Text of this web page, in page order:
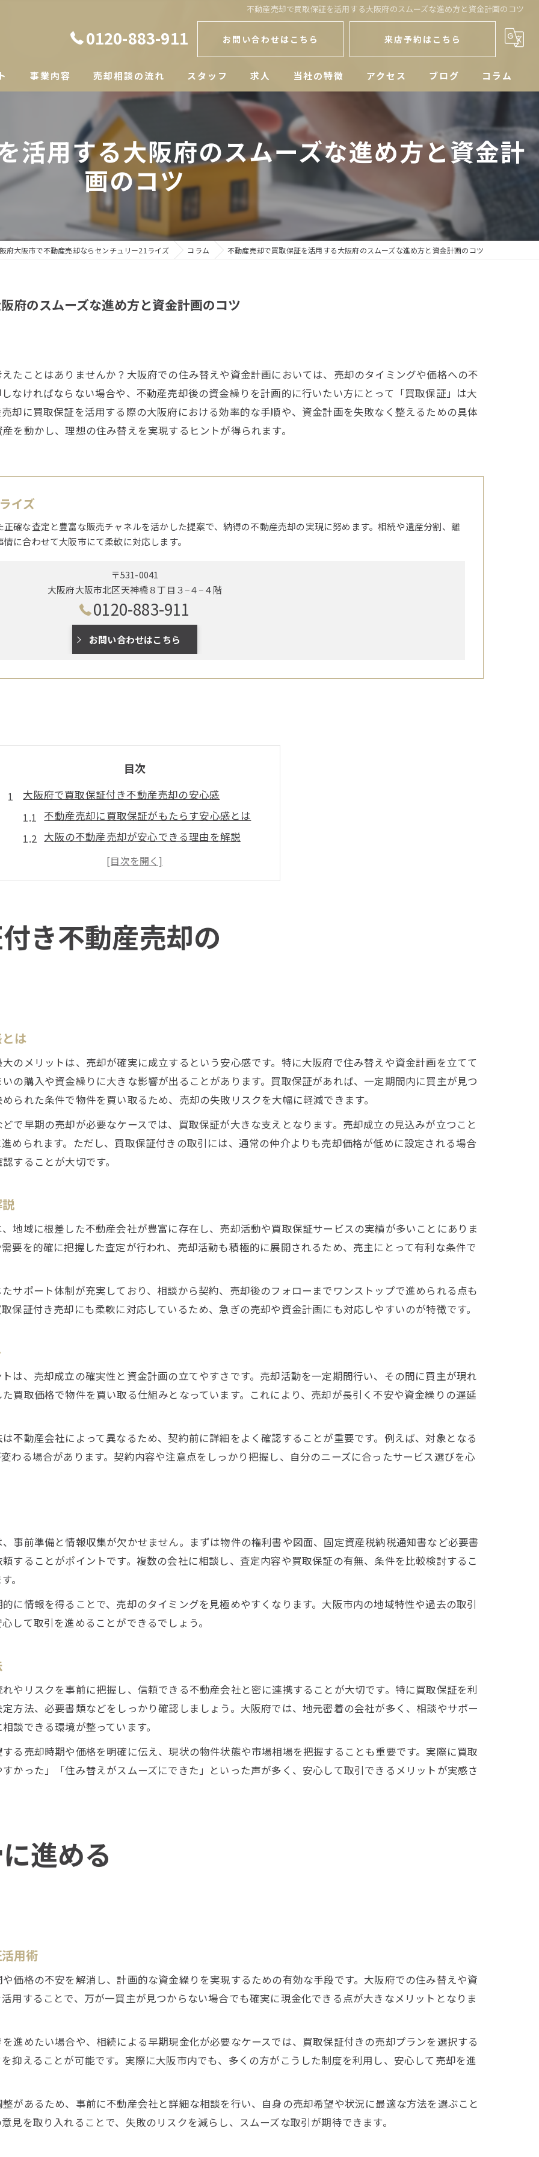
不動産売却で買取保証を活用する大阪府のスムーズな進め方と資金計画のコツ
0120-883-911 お問い合わせはこちら 来店予約はこちら
事業内容 売却相談の流れ スタッフ 求人 当社の特徴
戸建
空き家
相続
アクセス ブログ コラム
活用する大阪府のスムーズな進め方と資金計
画のコツ
府大阪市で不動産売却ならセンチュリー21ライズ コラム 不動産売却で買取保証を活用する大阪府のスムーズな進め方と資金計画のコツ
府のスムーズな進め方と資金計画のコツ
たことはありませんか？大阪府での住み替えや資金計画においては、売却のタイミングや価格への不
なければならない場合や、不動産売却後の資金繰りを計画的に行いたい方にとって「買取保証」は大
却に買取保証を活用する際の大阪府における効率的な手順や、資金計画を失敗なく整えるための具体
を動かし、理想の住み替えを実現するヒントが得られます。
イズ
正確な査定と豊富な販売チャネルを活かした提案で、納得の不動産売却の実現に努めます。相続や遺産分割、離
に合わせて大阪市にて柔軟に対応します。
〒531-0041
大阪府大阪市北区天神橋８丁目３−４−４階
0120-883-911
お問い合わせはこちら
目次
大阪府で買取保証付き不動産売却の安心感
不動産売却に買取保証がもたらす安心感とは
大阪の不動産売却が安心できる理由を解説
買取保証付き不動産売却の注目ポイント
大阪市の不動産売却で安心を得る工夫
不動産売却を円滑に進める買取保証活用法
不動産売却をスムーズに進める買取保証活用術
住み替え資金計画に役立つ不動産売却術
不動産売却で住み替え資金計画を立てるコツ
大阪の不動産売却を活かした資金繰りの工夫
不動産売却後の資金計画に強くなるポイント
住み替え時に知っておきたい売却のコツ
不動産売却で後悔しないための選択基準
不動産売却なら買取保証が強い味方に
不動産売却を安心して進めるサポート術
不動産売却で資産を効率的に動かす方法
き不動産売却の
は
のメリットは、売却が確実に成立するという安心感です。特に大阪府で住み替えや資金計画を立てて
の購入や資金繰りに大きな影響が出ることがあります。買取保証があれば、一定期間内に買主が見つ
られた条件で物件を買い取るため、売却の失敗リスクを大幅に軽減できます。
で早期の売却が必要なケースでは、買取保証が大きな支えとなります。売却成立の見込みが立つこと
められます。ただし、買取保証付きの取引には、通常の仲介よりも売却価格が低めに設定される場合
することが大切です。
地域に根差した不動産会社が豊富に存在し、売却活動や買取保証サービスの実績が多いことにありま
要を的確に把握した査定が行われ、売却活動も積極的に展開されるため、売主にとって有利な条件で
サポート体制が充実しており、相談から契約、売却後のフォローまでワンストップで進められる点も
保証付き売却にも柔軟に対応しているため、急ぎの売却や資金計画にも対応しやすいのが特徴です。
は、売却成立の確実性と資金計画の立てやすさです。売却活動を一定期間行い、その間に買主が現れ
買取価格で物件を買い取る仕組みとなっています。これにより、売却が長引く不安や資金繰りの遅延
不動産会社によって異なるため、契約前に詳細をよく確認することが重要です。例えば、対象となる
わる場合があります。契約内容や注意点をしっかり把握し、自分のニーズに合ったサービス選びを心
事前準備と情報収集が欠かせません。まずは物件の権利書や図面、固定資産税納税通知書など必要書
することがポイントです。複数の会社に相談し、査定内容や買取保証の有無、条件を比較検討するこ
。
に情報を得ることで、売却のタイミングを見極めやすくなります。大阪市内の地域特性や過去の取引
して取引を進めることができるでしょう。
やリスクを事前に把握し、信頼できる不動産会社と密に連携することが大切です。特に買取保証を利
方法、必要書類などをしっかり確認しましょう。大阪府では、地元密着の会社が多く、相談やサポー
談できる環境が整っています。
る売却時期や価格を明確に伝え、現状の物件状態や市場相場を把握することも重要です。実際に買取
かった」「住み替えがスムーズにできた」といった声が多く、安心して取引できるメリットが実感さ
進める
用術
価格の不安を解消し、計画的な資金繰りを実現するための有効な手段です。大阪府での住み替えや資
用することで、万が一買主が見つからない場合でも確実に現金化できる点が大きなメリットとなりま
進めたい場合や、相続による早期現金化が必要なケースでは、買取保証付きの売却プランを選択する
抑えることが可能です。実際に大阪市内でも、多くの方がこうした制度を利用し、安心して売却を進
があるため、事前に不動産会社と詳細な相談を行い、自身の売却希望や状況に最適な方法を選ぶこと
見を取り入れることで、失敗のリスクを減らし、スムーズな取引が期待できます。